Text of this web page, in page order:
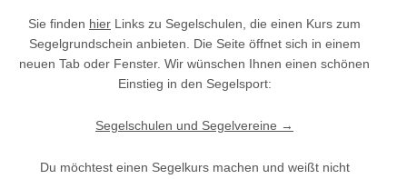
Sie finden hier Links zu Segelschulen, die einen Kurs zum
Segelgrundschein anbieten. Die Seite öffnet sich in einem
neuen Tab oder Fenster. Wir wünschen Ihnen einen schönen
Einstieg in den Segelsport:
Segelschulen und Segelvereine →
Du möchtest einen Segelkurs machen und weißt nicht